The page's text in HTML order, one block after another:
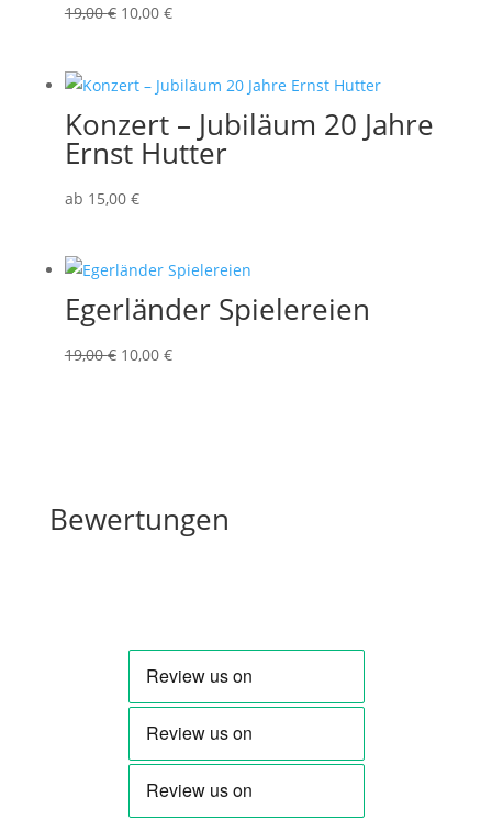
19,00€ Ursprünglicher
19,00 €
10,00 €Aktueller
10,00 €.
Konzert – Jubiläum 20 Jahre
Ernst Hutter
ab 15,00 €
Egerländer Spielereien
19,00€ Ursprünglicher
10,00 €Aktueller
Bewertungen